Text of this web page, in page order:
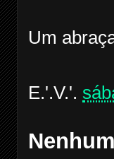
Um
E.'.V.'.